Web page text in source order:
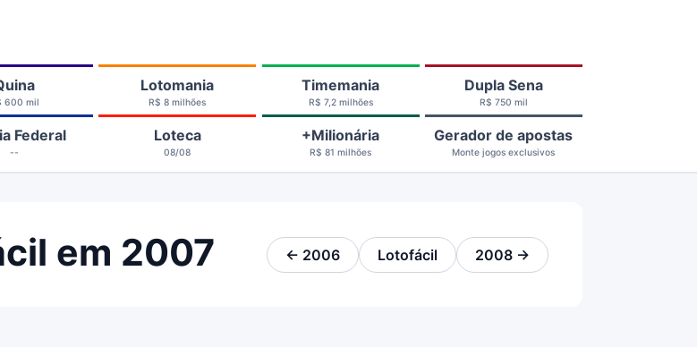
600 mil
Lotomania
R$ 8 milhões
Timemania
R$ 7,2 milhões
Dupla Sena
R$ 750 mil
Federal
--
Loteca
08/08
+Milionária
R$ 81 milhões
Gerador de apostas
Monte jogos exclusivos
em 2007 ← 2006 Lotofácil 2008 →